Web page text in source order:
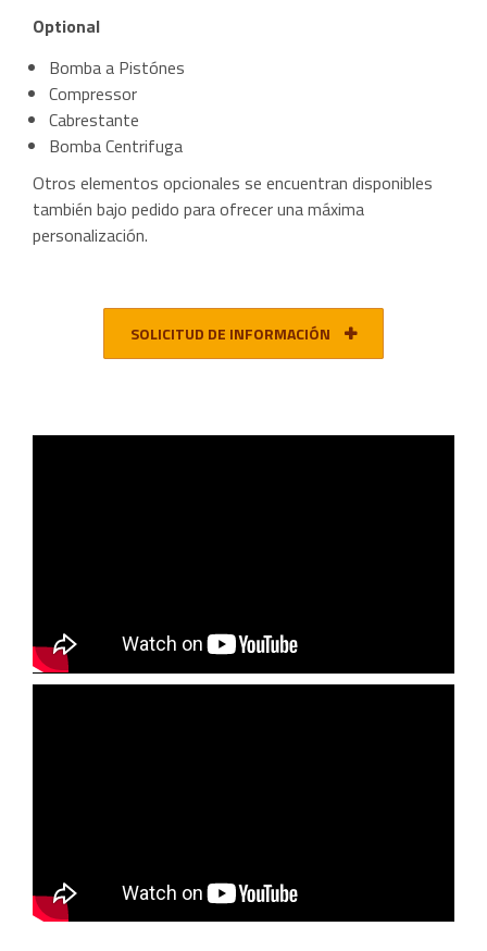
Optional
Bomba a Pistónes
Compressor
Cabrestante
Bomba Centrifuga
Otros elementos opcionales se encuentran disponibles
también bajo pedido para ofrecer una máxima
personalización.
SOLICITUD DE INFORMACIÓN